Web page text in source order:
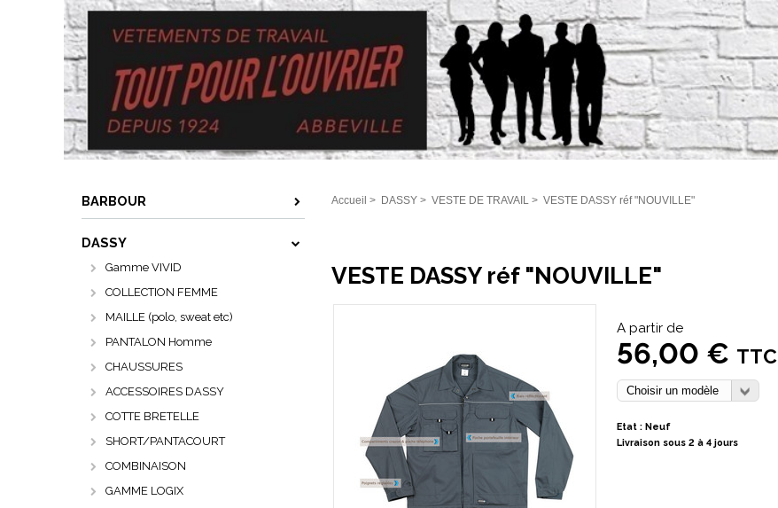
BARBOUR
DASSY
Gamme VIVID
COLLECTION FEMME
MAILLE (polo, sweat etc)
PANTALON Homme
CHAUSSURES
ACCESSOIRES DASSY
COTTE BRETELLE
SHORT/PANTACOURT
COMBINAISON
GAMME LOGIX
Accueil > DASSY > VESTE DE TRAVAIL > VESTE DASSY réf "NOUVILLE"
VESTE DASSY réf "NOUVILLE"
A partir de
56,00 € TTC
Etat : Neuf
Livraison sous 2 à 4 jours